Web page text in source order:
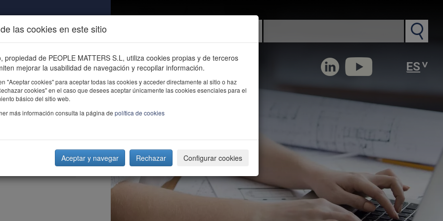
ÚNETE CONTACTO
las cookies en este sitio
propiedad de PEOPLE MATTERS S.L, utiliza cookies propias y de terceros
mejorar la usabilidad de navegación y recopilar información.
"Aceptar cookies" para aceptar todas las cookies y acceder directamente al sitio o haz
cookies" en el caso que desees aceptar únicamente las cookies esenciales para el
básico del sitio web.
más información consulta la página de política de cookies
Aceptar y navegar Rechazar Configurar cookies